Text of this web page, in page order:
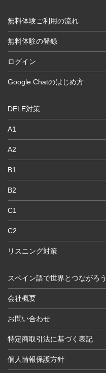
無料体験ご利用の流れ
無料体験の登録
ログイン
Google Chatのはじめ方
DELE対策
A1
A2
B1
B2
C1
C2
リスニング対策
スペイン語で世界とつながろう
会社概要
お問い合わせ
特定商取引法に基づく表記
個人情報保護方針